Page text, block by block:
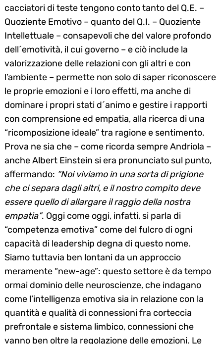
cacciatori di teste tengono conto tanto del Q.E. –
Quoziente Emotivo – quanto del Q.I. – Quoziente
Intellettuale – consapevoli che del valore profondo
dell´emotività, il cui governo – e ciò include la
valorizzazione delle relazioni con gli altri e con
l’ambiente – permette non solo di saper riconoscere
le proprie emozioni e i loro effetti, ma anche di
dominare i propri stati d´animo e gestire i rapporti
con comprensione ed empatia, alla ricerca di una
“ricomposizione ideale” tra ragione e sentimento.
Prova ne sia che – come ricorda sempre Andriola –
anche Albert Einstein si era pronunciato sul punto,
affermando: “Noi viviamo in una sorta di prigione
che ci separa dagli altri, e il nostro compito deve
essere quello di allargare il raggio della nostra
empatia”. Oggi come oggi, infatti, si parla di
“competenza emotiva” come del fulcro di ogni
capacità di leadership degna di questo nome.
Siamo tuttavia ben lontani da un approccio
meramente “new-age”: questo settore è da tempo
ormai dominio delle neuroscienze, che indagano
come l’intelligenza emotiva sia in relazione con la
quantità e qualità di connessioni fra corteccia
prefrontale e sistema limbico, connessioni che
vanno ben oltre la regolazione delle emozioni. Le